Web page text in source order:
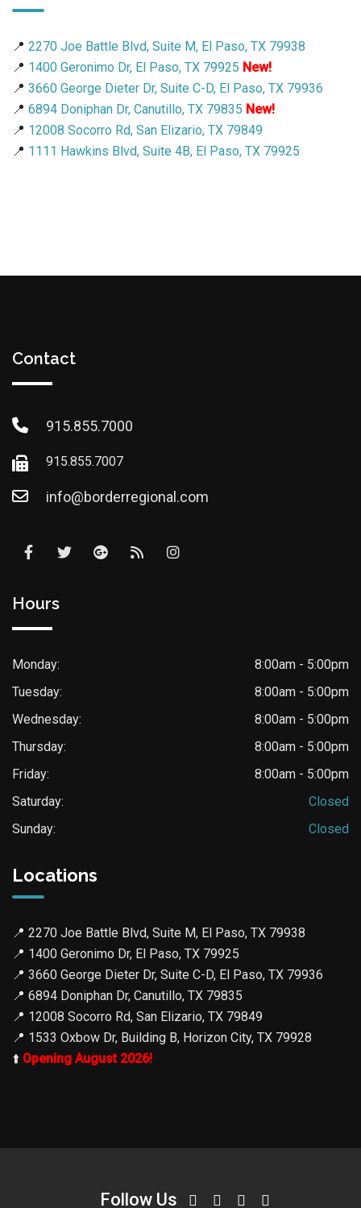
📍 2270 Joe Battle Blvd, Suite M, El Paso, TX 79938
📍 1400 Geronimo Dr, El Paso, TX 79925 New!
📍 3660 George Dieter Dr, Suite C-D, El Paso, TX 79936
📍 6894 Doniphan Dr, Canutillo, TX 79835 New!
📍 12008 Socorro Rd, San Elizario, TX 79849
📍 1111 Hawkins Blvd, Suite 4B, El Paso, TX 79925
Contact
915.855.7000
915.855.7007
info@borderregional.com
Hours
Monday:
8:00am - 5:00pm
Tuesday:
8:00am - 5:00pm
Wednesday:
8:00am - 5:00pm
Thursday:
8:00am - 5:00pm
Friday:
8:00am - 5:00pm
Saturday:
Closed
Sunday:
Closed
Locations
📍 2270 Joe Battle Blvd, Suite M, El Paso, TX 79938
📍 1400 Geronimo Dr, El Paso, TX 79925
📍 3660 George Dieter Dr, Suite C-D, El Paso, TX 79936
📍 6894 Doniphan Dr, Canutillo, TX 79835
📍 12008 Socorro Rd, San Elizario, TX 79849
📍 1533 Oxbow Dr, Building B, Horizon City, TX 79928
⬆️ Opening August 2026!
Follow Us